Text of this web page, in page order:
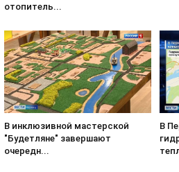
отопитель...
В инклюзивной мастерской
"Будетляне" завершают
очередн...
В